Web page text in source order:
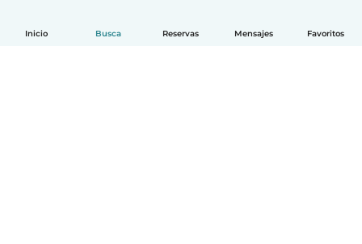
Inicio Busca Reservas Mensajes Favoritos